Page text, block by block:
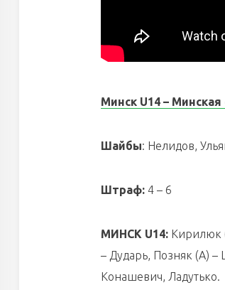
Минск U14 – Минская
Шайбы: Нелидов,
Штраф: 4 – 6
МИНСК U14: Кирилюк
– Дударь, Позняк (А)
Конашевич, Ладутько.